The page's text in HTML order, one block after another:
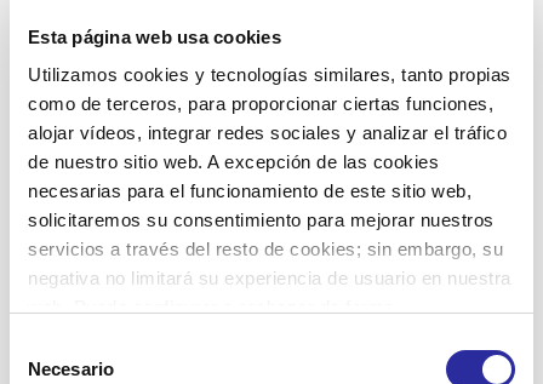
Esta página web usa cookies
Utilizamos cookies y tecnologías similares, tanto propias
como de terceros, para proporcionar ciertas funciones,
alojar vídeos, integrar redes sociales y analizar el tráfico
de nuestro sitio web. A excepción de las cookies
necesarias para el funcionamiento de este sitio web,
solicitaremos su consentimiento para mejorar nuestros
servicios a través del resto de cookies; sin embargo, su
negativa no limitará su experiencia de usuario en nuestra
más información, puede consultar nuestra
Política de
Necesario
11 marzo, 2026
interseccionalidad en una jornada